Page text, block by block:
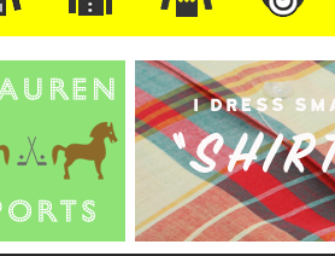
ア/半袖/スウェット
オン/リバース・デニム/コットン
・アウトドア/フリース
・ジャージ/ナイロン
・ミリタリー/ワーク
・ウール/レザー
・スーツ/ジレ